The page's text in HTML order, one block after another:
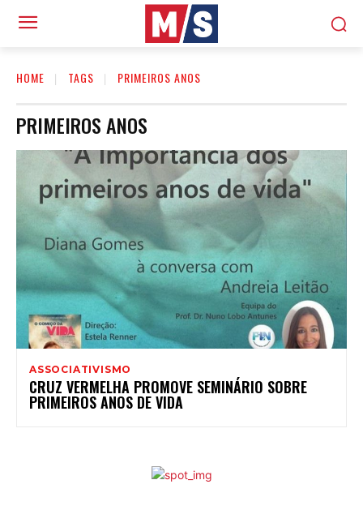
HOME TAGS PRIMEIROS ANOS
PRIMEIROS ANOS
ASSOCIATIVISMO
CRUZ VERMELHA PROMOVE SEMINÁRIO SOBRE
PRIMEIROS ANOS DE VIDA